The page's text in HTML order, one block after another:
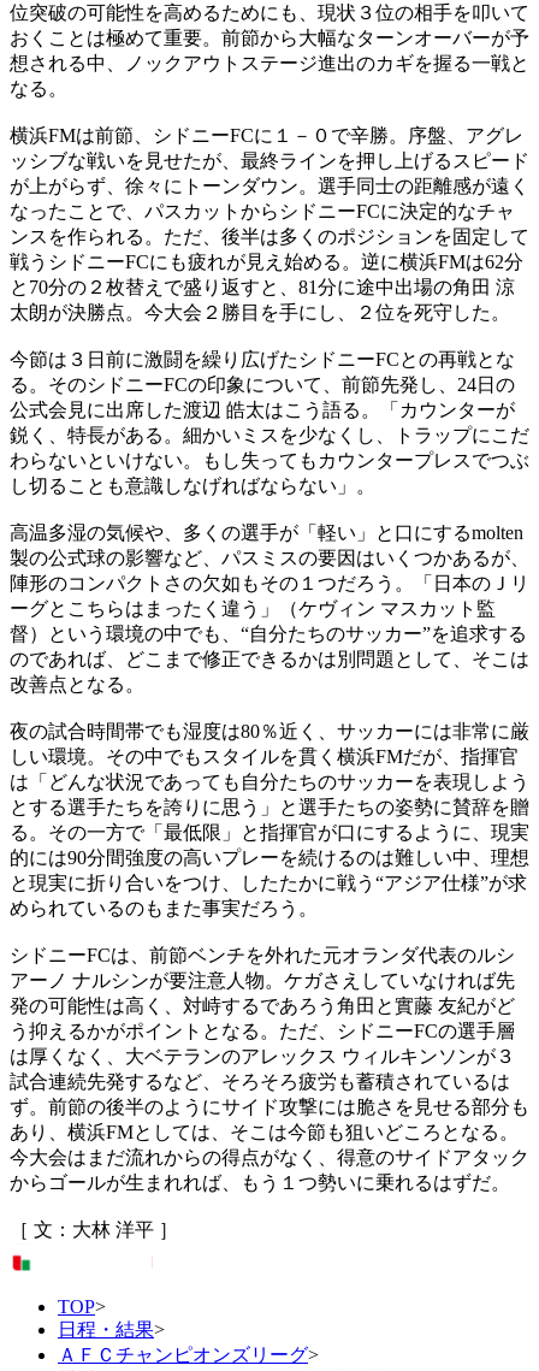
位突破の可能性を高めるためにも、現状３位の相手を叩いて
おくことは極めて重要。前節から大幅なターンオーバーが予
想される中、ノックアウトステージ進出のカギを握る一戦と
なる。
横浜FMは前節、シドニーFCに１－０で辛勝。序盤、アグレ
ッシブな戦いを見せたが、最終ラインを押し上げるスピード
が上がらず、徐々にトーンダウン。選手同士の距離感が遠く
なったことで、パスカットからシドニーFCに決定的なチャ
ンスを作られる。ただ、後半は多くのポジションを固定して
戦うシドニーFCにも疲れが見え始める。逆に横浜FMは62分
と70分の２枚替えで盛り返すと、81分に途中出場の角田 涼
太朗が決勝点。今大会２勝目を手にし、２位を死守した。
今節は３日前に激闘を繰り広げたシドニーFCとの再戦とな
る。そのシドニーFCの印象について、前節先発し、24日の
公式会見に出席した渡辺 皓太はこう語る。「カウンターが
鋭く、特長がある。細かいミスを少なくし、トラップにこだ
わらないといけない。もし失ってもカウンタープレスでつぶ
し切ることも意識しなげればならない」。
高温多湿の気候や、多くの選手が「軽い」と口にするmolten
製の公式球の影響など、パスミスの要因はいくつかあるが、
陣形のコンパクトさの欠如もその１つだろう。「日本のＪリ
ーグとこちらはまったく違う」（ケヴィン マスカット監
督）という環境の中でも、“自分たちのサッカー”を追求する
のであれば、どこまで修正できるかは別問題として、そこは
改善点となる。
夜の試合時間帯でも湿度は80％近く、サッカーには非常に厳
しい環境。その中でもスタイルを貫く横浜FMだが、指揮官
は「どんな状況であっても自分たちのサッカーを表現しよう
とする選手たちを誇りに思う」と選手たちの姿勢に賛辞を贈
る。その一方で「最低限」と指揮官が口にするように、現実
的には90分間強度の高いプレーを続けるのは難しい中、理想
と現実に折り合いをつけ、したたかに戦う“アジア仕様”が求
められているのもまた事実だろう。
シドニーFCは、前節ベンチを外れた元オランダ代表のルシ
アーノ ナルシンが要注意人物。ケガさえしていなければ先
発の可能性は高く、対峙するであろう角田と實藤 友紀がど
う抑えるかがポイントとなる。ただ、シドニーFCの選手層
は厚くなく、大ベテランのアレックス ウィルキンソンが３
試合連続先発するなど、そろそろ疲労も蓄積されているは
ず。前節の後半のようにサイド攻撃には脆さを見せる部分も
あり、横浜FMとしては、そこは今節も狙いどころとなる。
今大会はまだ流れからの得点がなく、得意のサイドアタック
からゴールが生まれれば、もう１つ勢いに乗れるはずだ。
［ 文：大林 洋平 ］
TOP>
日程・結果>
ＡＦＣチャンピオンズリーグ>